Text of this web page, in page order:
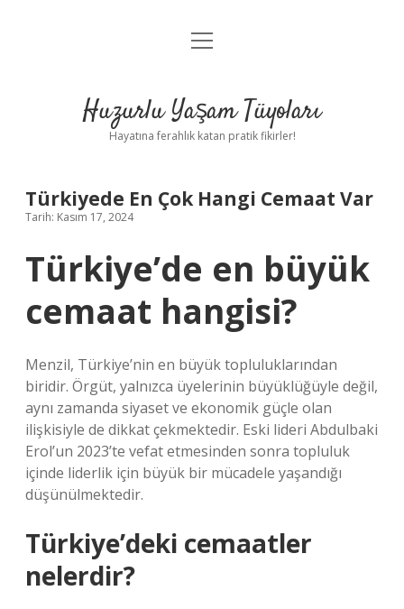
Anasayfa
Yasal Uyarı
menüyü
Huzurlu Yaşam Tüyoları
Hayatına ferahlık katan pratik fikirler!
Türkiyede En Çok Hangi Cemaat Var
Tarih: Kasım 17, 2024
Türkiye’de en büyük
cemaat hangisi?
Menzil, Türkiye’nin en büyük topluluklarından
biridir. Örgüt, yalnızca üyelerinin büyüklüğüyle değil,
aynı zamanda siyaset ve ekonomik güçle olan
ilişkisiyle de dikkat çekmektedir. Eski lideri Abdulbaki
Erol’un 2023’te vefat etmesinden sonra topluluk
içinde liderlik için büyük bir mücadele yaşandığı
düşünülmektedir.
Türkiye’deki cemaatler
nelerdir?